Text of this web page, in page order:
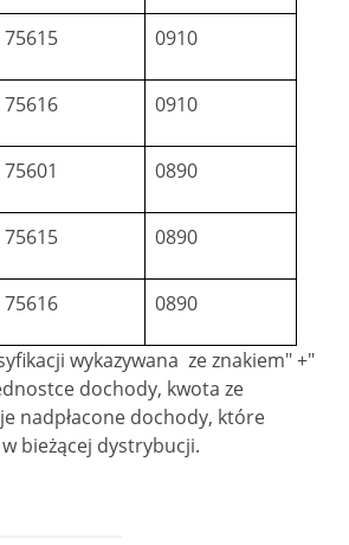
75615 0910
75616 0910
75601 0890
75615 0890
75616 0890
wykazywana ze znakiem" +"
dochody, kwota ze
nadpłacone dochody, które
bieżącej dystrybucji.